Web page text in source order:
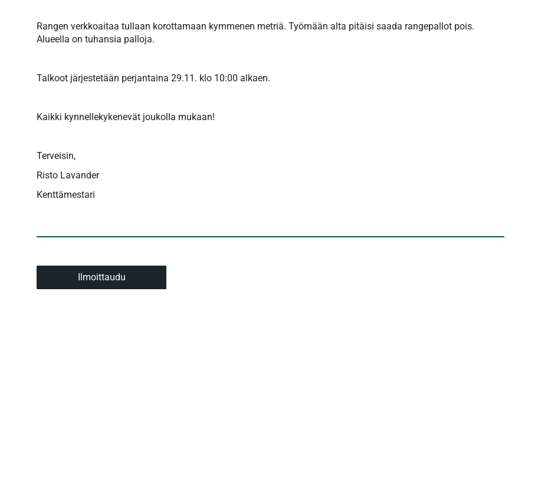
Rangen verkkoaitaa tullaan korottamaan kymmenen metriä. Työmään alta pitäisi saada rangepallot pois.
Alueella on tuhansia palloja.
Talkoot järjestetään perjantaina 29.11. klo 10:00 alkaen.
Kaikki kynnellekykenevät joukolla mukaan!
Terveisin,
Risto Lavander
Kenttämestari
Ilmoittaudu